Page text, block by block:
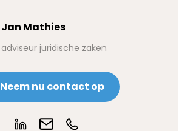
Jan Mathies
adviseur juridische zaken
Neem nu contact op